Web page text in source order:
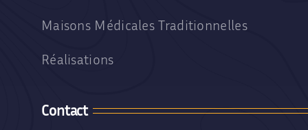
Maisons Médicales Traditionnelles
Réalisations
Contact